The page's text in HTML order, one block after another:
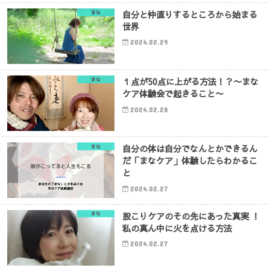
まな
自分と仲直りするところから始まる
世界
2024.02.29
まな
１点が50点に上がる方法！？〜まな
ケア体験会で起きること〜
2024.02.28
まな
自分の体は自分でなんとかできるん
だ「まなケア」体験したらわかるこ
と
2024.02.27
まな
股こりケアのその先にあった真実 ！
私の真ん中に火を点ける方法
2024.02.27